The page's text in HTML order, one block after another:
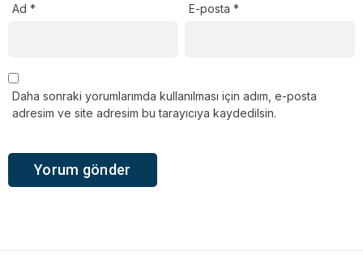
Ad * E-posta*
Daha sonraki yorumlarımda kullanılması için adım, e-posta
adresim ve site adresim bu tarayıcıya kaydedilsin.